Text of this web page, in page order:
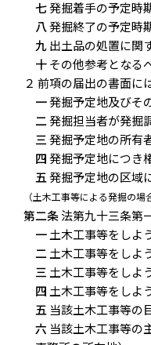
七発掘着手の予定時
八発掘終了の予定時
九出土品の処置に関
十その他参考となる
２ 前項の届出の書面
一発掘予定地及びそ
二発掘担当者が発掘
三発掘予定地の所有
四発掘予定地につき
五発掘予定地の区域
（土木工事等による発掘の
第二条法第九十三条第
一土木工事等をしよ
二土木工事等をしよ
三 土木工事等をしよ
四 土木工事等をしよ
五 当該土木工事等の
六 当該土木工事等の